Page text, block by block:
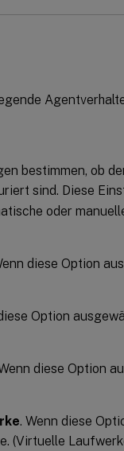
bestimmen, ob
sind. Diese
oder
diese Option
Option
diese Option
. Wenn diese
(Virtuelle